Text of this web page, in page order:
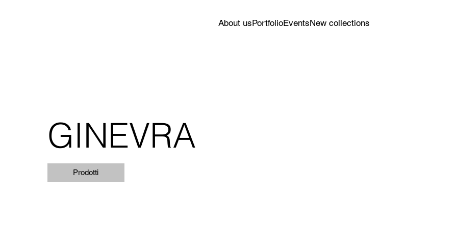
About usPortfolioEventsNew collections
GINEVRA
Prodotti